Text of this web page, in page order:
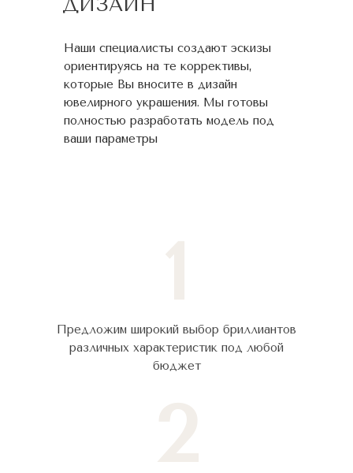
Наши специалисты создают эскизы
ориентируясь на те коррективы,
которые Вы вносите в дизайн
ювелирного украшения. Мы готовы
полностью разработать модель под
ваши параметры
Предложим широкий выбор бриллиантов
различных характеристик под любой
бюджет